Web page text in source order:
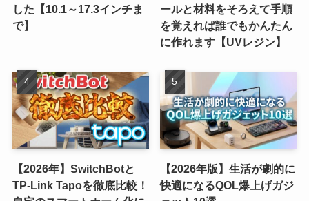
した【10.1～17.3インチま
で】
ールと材料をそろえて手順
を覚えれば誰でもかんたん
に作れます【UVレジン】
【2026年】SwitchBotと
TP-Link Tapoを徹底比較！
【2026年版】生活が劇的に
快適になるQOL爆上げガジ